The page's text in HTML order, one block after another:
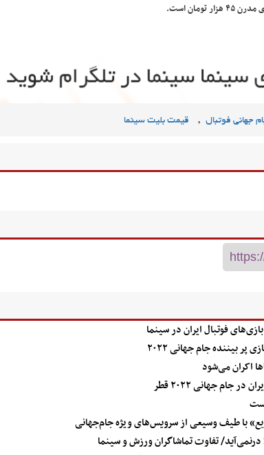
است.
جهانی فوتبال , قیمت بلیت سینما
فوتبال ایران در سینما
پر بیننده جام جهانی ۲۰۲۲
اکران می‌شود
جام جهانی ۲۰۲۲ قطر
درنمی‌آید/ تفاوت تماشاگران ورزش و سینما